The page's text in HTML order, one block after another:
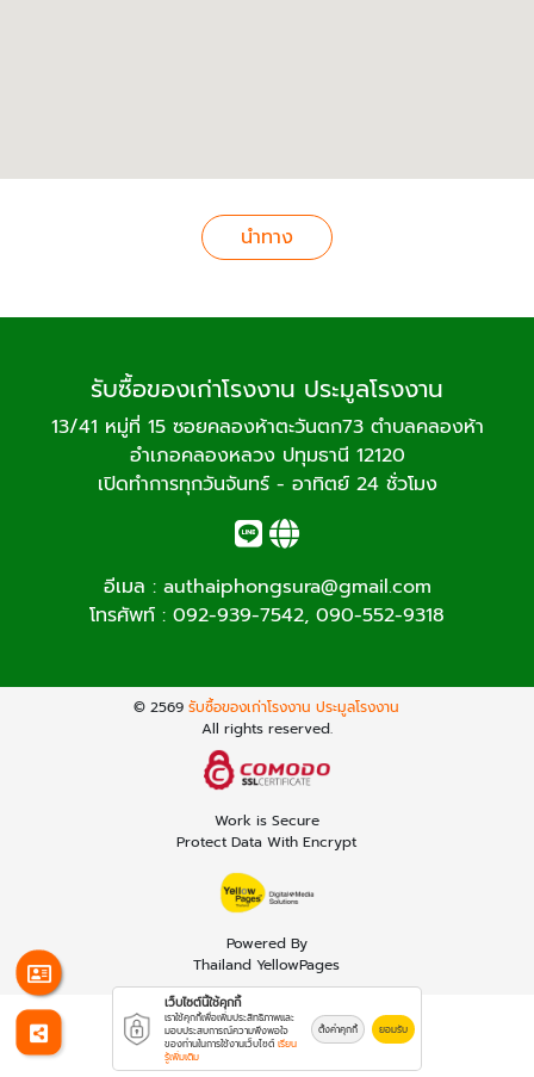
นำทาง
รับซื้อของเก่าโรงงาน ประมูลโรงงาน
13/41 หมู่ที่ 15 ซอยคลองห้าตะวันตก73 ตำบลคลองห้า
อำเภอคลองหลวง ปทุมธานี 12120
เปิดทำการทุกวันจันทร์ - อาทิตย์ 24 ชั่วโมง
อีเมล : authaiphongsura@gmail.com
โทรศัพท์ : 092-939-7542, 090-552-9318
© 2569รับซื้อของเก่าโรงงาน ประมูลโรงงาน
All rights reserved.
Work is Secure
Protect Data With Encrypt
Powered By
Thailand YellowPages
เว็บไซต์นี้ใช้คุกกี้
เราใช้คุกกี้เพื่อเพิ่มประสิทธิภาพและ
มอบประสบการณ์ความพึงพอใจ
ของท่านในการใช้งานเว็บไซต์ เรียน
รู้เพิ่มเติม
ตั้งค่าคุกกี้ ยอมรับ